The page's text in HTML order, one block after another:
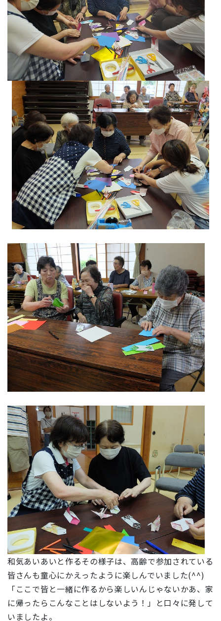
和気あいあいと作るその様子は、高齢で参加されている
皆さんも童心にかえったように楽しんでいました(^^)
「ここで皆と一緒に作るから楽しいんじゃないかあ、家
に帰ったらこんなことはしないよう！」と口々に発して
いましたよ。